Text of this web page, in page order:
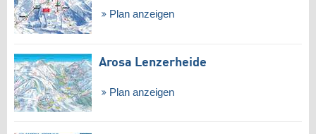
Plan anzeigen
Arosa Lenzerheide
Plan anzeigen